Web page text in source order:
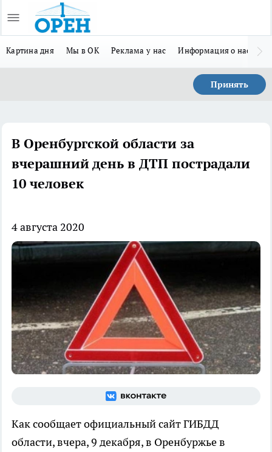
Картина дня Мы в ОК Реклама у нас Информация о нас
Принять
В Оренбургской области за
вчерашний день в ДТП пострадали
10 человек
4 августа 2020
Как сообщает официальный сайт ГИБДД
области, вчера, 9 декабря, в Оренбуржье в